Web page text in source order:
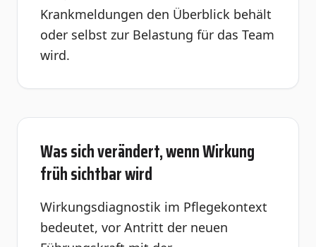
Krankmeldungen den Überblick behält
oder selbst zur Belastung für das Team
wird.
Was sich verändert, wenn Wirkung
früh sichtbar wird
Wirkungsdiagnostik im Pflegekontext
bedeutet, vor Antritt der neuen